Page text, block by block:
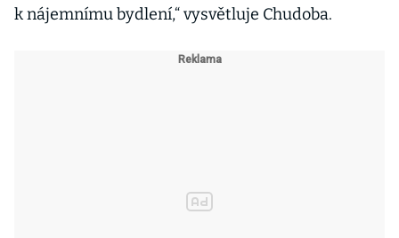
k nájemnímu bydlení,“ vysvětluje Chudoba.